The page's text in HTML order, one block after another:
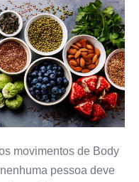
movimentos de Body
pessoa deve